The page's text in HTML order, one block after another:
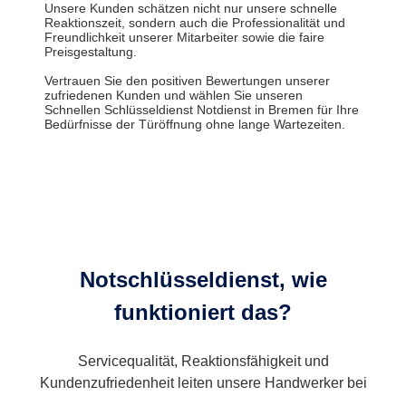
Unsere Kunden schätzen nicht nur unsere schnelle
Reaktionszeit, sondern auch die Professionalität und
Freundlichkeit unserer Mitarbeiter sowie die faire
Preisgestaltung.
Vertrauen Sie den positiven Bewertungen unserer
zufriedenen Kunden und wählen Sie unseren
Schnellen Schlüsseldienst Notdienst in Bremen für Ihre
Bedürfnisse der Türöffnung ohne lange Wartezeiten.
Notschlüsseldienst, wie
funktioniert das?
Servicequalität, Reaktionsfähigkeit und
Kundenzufriedenheit leiten unsere Handwerker bei